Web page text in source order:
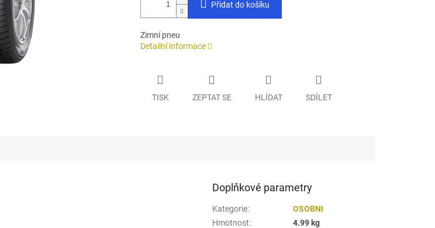
Přidat do košíku
Zimní pneu
Detailní informace
TISK ZEPTAT SE HLÍDAT SDÍLET
Doplňkové parametry
Kategorie:
OSOBNI
Hmotnost:
4.99 kg